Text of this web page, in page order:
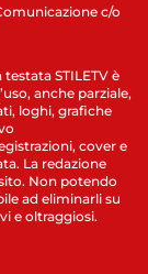
c/o
STILETV è
anche parziale,
loghi, grafiche
cover e
La redazione
Non potendo
ad eliminarli su
e oltraggiosi.